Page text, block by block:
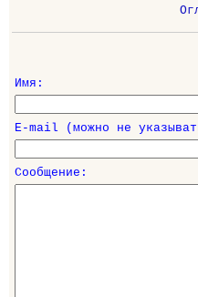
Имя:
E-mail (можно не
Сообщение: